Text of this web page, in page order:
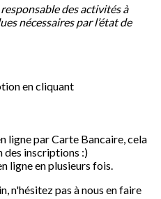
responsable des activités à
nécessaires par l’état de
en cliquant
ligne par Carte Bancaire, cela
des inscriptions :)
ligne en plusieurs fois.
n'hésitez pas à nous en faire